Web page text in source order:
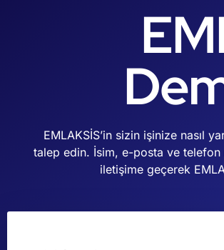
EMLAKSİS’in sizin işinize nasıl
talep edin. İsim, e-posta ve telefon
iletişime geçerek